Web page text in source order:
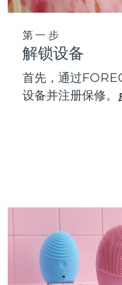
第一步
解锁设备
首先，通过
设备并注册保修。